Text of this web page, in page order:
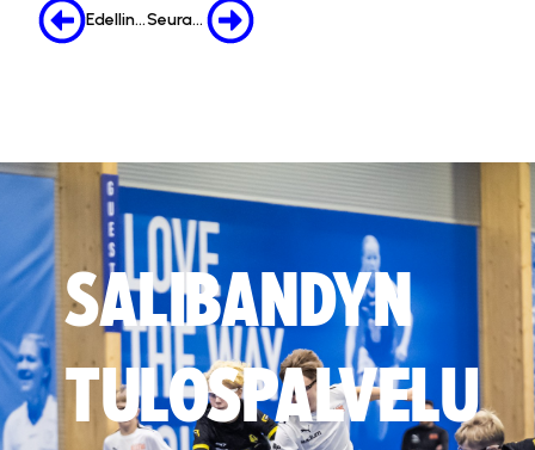
Edellinen Seuraava
SALIBANDYN
TULOSPALVELU